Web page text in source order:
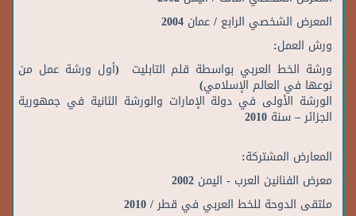
المعرض الشخصي الرابع / عمان 2004
ورش العمل:
ورشة الخط العربي بواسطة قلم التابليت (أول ورشة عمل من
نوعها في العالم الإسلامي)
الورشة الأولى في دولة الإمارات والورشة الثانية في جمهورية
الجزائر – سنة 2010
المعارض المشتركة:
معرض الفنانين العرب - اليمن 2002
ملتقى الدوحة للخط العربي في قطر / 2010